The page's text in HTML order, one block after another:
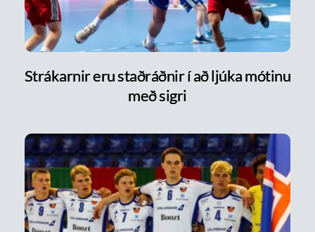
Strákarnir eru staðráðnir í að ljúka mótinu
með sigri